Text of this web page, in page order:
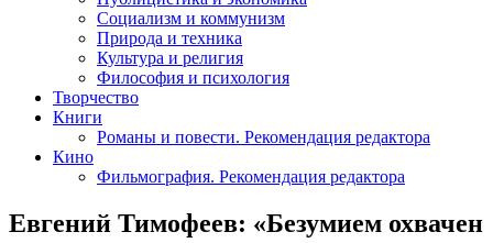
Социализм и коммунизм
Природа и техника
Культура и религия
Философия и психология
Творчество
Книги
Романы и повести. Рекомендация редактора
Кино
Фильмография. Рекомендация редактора
Евгений Тимофеев: «Безумием охвачен